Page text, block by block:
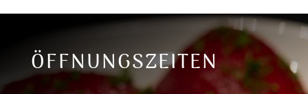
ÖFFNUNGSZEITEN